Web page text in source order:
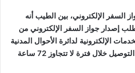
الإلكتروني، بين الطيب أنه
إصدار جواز السفر الإلكتروني من
الإلكترونية لدائرة الأحوال المدنية
والجوازات، مع توفير خدمة التوصيل خلال فترة لا تتجاوز 72 ساعة